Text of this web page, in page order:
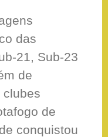
das
21, Sub-23
de
clubes
de
conquistou